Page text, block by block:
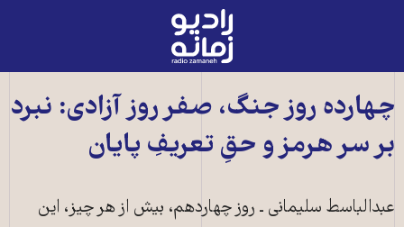
رادیو
زمانه
به
اصلی
چهارده روز جنگ، صفر روز آزادی: نبرد
بر سر هرمز و حقِ تعریفِ پایان
عبدالباسط سلیمانی ـ روز چهاردهم، بیش از هر چیز، این